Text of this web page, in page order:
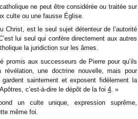
ne peut être considérée ou traitée sur
culte ou une fausse Église.
Christ, est le seul sujet détenteur de l’autorité
lui seul qui confère directement aux autres
la juridiction sur les âmes.
promis aux successeurs de Pierre pour qu’ils
une doctrine nouvelle, mais pour
saintement et exposent fidèlement la
c’est-à-dire le dépôt de la foi 4 . »
un culte unique, expression suprême,
même foi.